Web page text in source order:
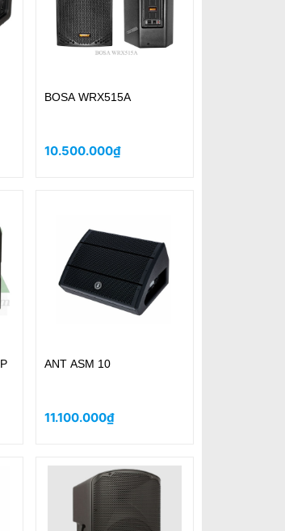
BOSA WRX515A
10.500.000₫
ANT ASM 10
11.100.000₫